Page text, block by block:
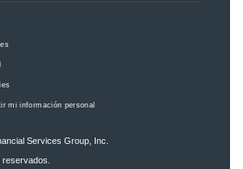
mi información personal
Services Group, Inc.